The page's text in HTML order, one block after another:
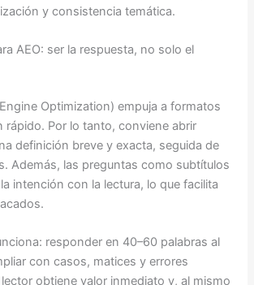
y consistencia temática.
AEO: ser la respuesta, no solo el
Optimization) empuja a formatos
rápido. Por lo tanto, conviene abrir
definición breve y exacta, seguida de
Además, las preguntas como subtítulos
intención con la lectura, lo que facilita
responder en 40–60 palabras al
con casos, matices y errores
obtiene valor inmediato y, al mismo